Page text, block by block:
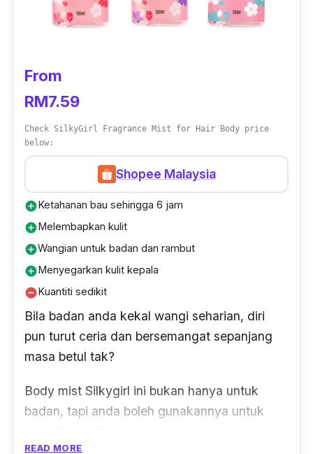
From
RM7.59
Check SilkyGirl Fragrance Mist for Hair Body price
below:
Shopee Malaysia
add_circleKetahanan bau sehingga 6 jam
add_circleMelembapkan kulit
add_circleWangian untuk badan dan rambut
add_circleMenyegarkan kulit kepala
remove_circleKuantiti sedikit
Bila badan anda kekal wangi seharian, diri
pun turut ceria dan bersemangat sepanjang
masa betul tak?
Body mist Silkygirl ini bukan hanya untuk
badan, tapi anda boleh gunakannya untuk
READ MORE